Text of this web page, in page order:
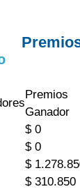
Ganador
$ 0
$ 0
$
$ 310.850